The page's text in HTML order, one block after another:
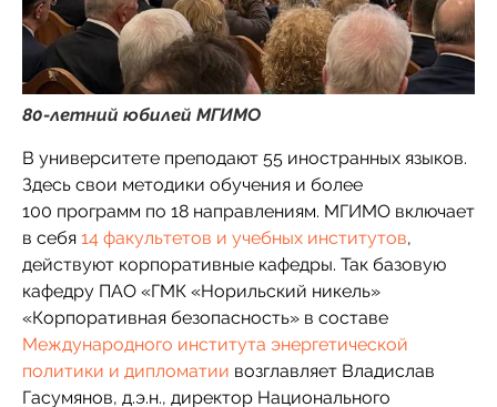
80-летний юбилей МГИМО
В университете преподают 55 иностранных языков.
Здесь свои методики обучения и более
100 программ по 18 направлениям. МГИМО включает
в себя 14 факультетов и учебных институтов,
действуют корпоративные кафедры. Так базовую
кафедру ПАО «ГМК «Норильский никель»
«Корпоративная безопасность» в составе
Международного института энергетической
политики и дипломатии возглавляет Владислав
Гасумянов, д.э.н., директор Национального